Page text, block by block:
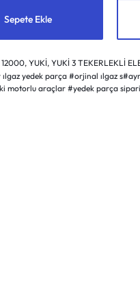
Sepete Ekle
12000,YUKİ,YUKİ 3 TEKERLEKLİ
yedek parça #orjinal ılgaz
motorlu araçlar #yedek parça